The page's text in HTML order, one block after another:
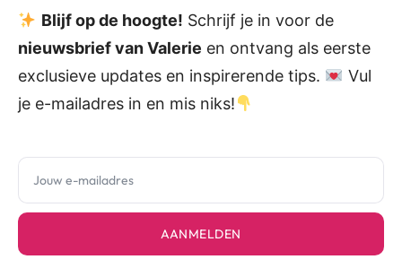
Blijf op de hoogte! Schrijf je in voor de
nieuwsbrief van Valerie en ontvang als eerste
exclusieve updates en inspirerende tips.
Vul
je e-mailadres in en mis niks!
AANMELDEN